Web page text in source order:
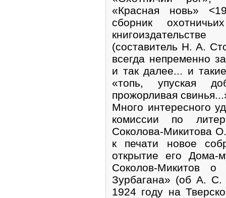
«Красная новь»
сборник
(составитель Н. А.
всегда непременно
и так далее... и
«топь, упуская
прожорливая
Много интересного
комиссии по
Соколова-Микитова
к печати новое
открытие его
Соколов-Микитов о
Зурбагана» (об А.
1924 году на